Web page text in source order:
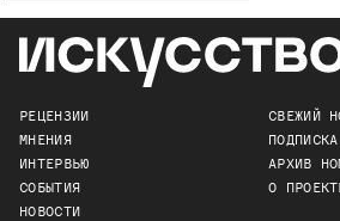
РЕЦЕНЗИИ
МНЕНИЯ
ИНТЕРВЬЮ
СОБЫТИЯ
НОВОСТИ
СВЕЖИЙ
АРХИВ
О